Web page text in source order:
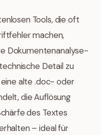
Tools, die oft
machen,
Dokumentenanalyse-
Detail zu
eine alte .doc- oder
die Auflösung
des Textes
– ideal für